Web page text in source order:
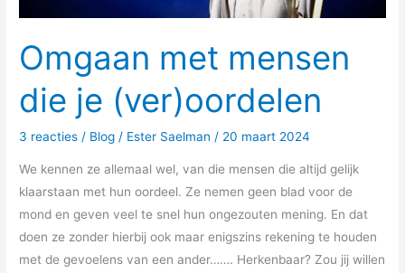
Omgaan met mensen
die je (ver)oordelen
3 reacties / Blog / Ester Saelman / 20 maart 2024
We kennen ze allemaal wel, van die mensen die altijd gelijk
klaarstaan met hun oordeel. Ze nemen geen blad voor de
mond en geven veel te snel hun ongezouten mening. En dat
doen ze zonder hierbij ook maar enigszins rekening te houden
met de gevoelens van een ander……. Herkenbaar? Zou jij willen